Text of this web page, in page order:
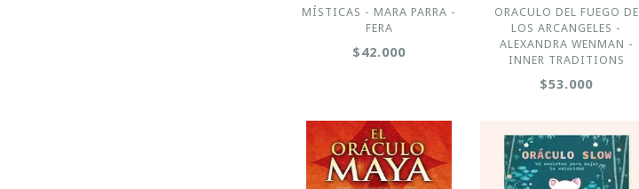
MÍSTICAS - MARA PARRA -
FERA
$42.000
ORACULO DEL FUEGO DE
LOS ARCANGELES -
ALEXANDRA WENMAN -
INNER TRADITIONS
$53.000